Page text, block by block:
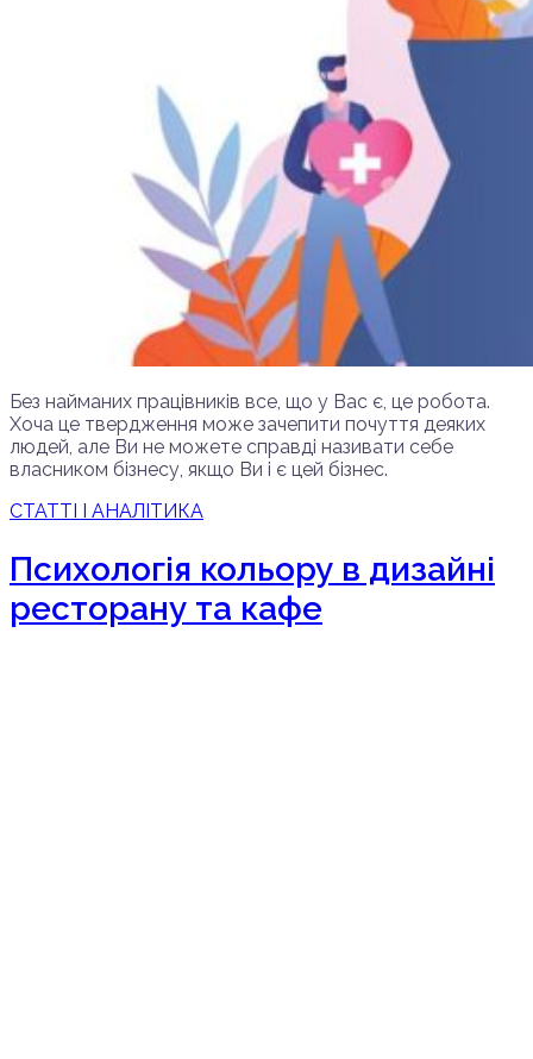
Без найманих працівників все, що у Вас є, це робота.
Хоча це твердження може зачепити почуття деяких
людей, але Ви не можете справді називати себе
власником бізнесу, якщо Ви і є цей бізнес.
СТАТТІ І АНАЛІТИКА
Психологія кольору в дизайні
ресторану та кафе